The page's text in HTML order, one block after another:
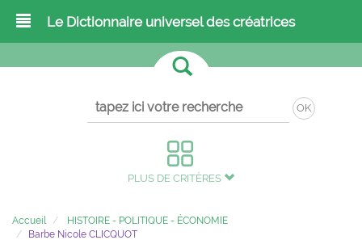
Le Dictionnaire universel des créatrices
OK
PLUS DE CRITÈRES
Accueil
HISTOIRE - POLITIQUE - ÉCONOMIE
Barbe Nicole CLICQUOT